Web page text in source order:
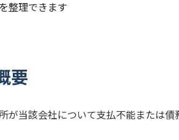
整理できます
要
が当該会社について支払不能または